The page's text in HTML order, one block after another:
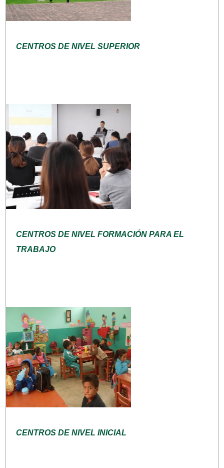
CENTROS DE NIVEL SUPERIOR
CENTROS DE NIVEL FORMACIÓN PARA EL
TRABAJO
CENTROS DE NIVEL INICIAL